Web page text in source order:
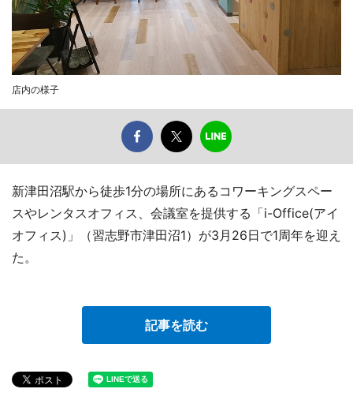
店内の様子
新津田沼駅から徒歩1分の場所にあるコワーキングスペー
スやレンタスオフィス、会議室を提供する「i-Office(アイ
オフィス)」（習志野市津田沼1）が3月26日で1周年を迎え
た。
記事を読む